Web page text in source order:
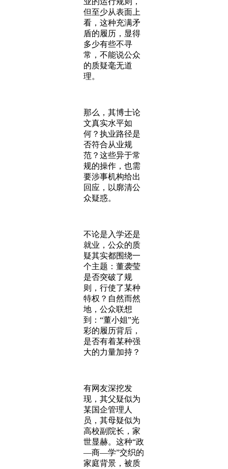
但至少从表面上
看，这种充满矛
盾的履历，显得
多少有些不寻
常，不能说公众
的质疑毫无道
理。
那么，其博士论
文真实水平如
何？执业路径是
否符合从业规
范？这些异于常
规的操作，也需
要涉事机构给出
回应，以廓清公
众疑惑。
不论是入学还是
就业，公众的质
疑其实都围绕一
个主题：董袭莹
是否突破了规
则，行使了某种
特权？自然而然
地，公众联想
到：“董小姐”光
彩的履历背后，
是否有着某种强
大的力量加持？
有网友深挖发
现，其父疑似为
某国企管理人
员，其母疑似为
高校副院长，家
世显赫。这种“政
—商—学”交织的
家庭背景，被质